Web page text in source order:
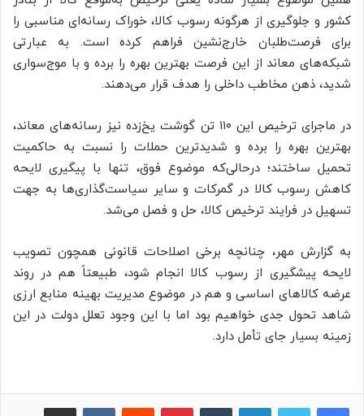
کشور و جلوگیری از هرگونه رسوب کالا، خوراک رسانه‌ای مناسبی را
برای فرصت‌طلبان خارج‌نشین فراهم کرده است. به عبارتی
شبکه‌های معاند از این فرصت بهترین بهره را برده و با موج‌سواری
شدید، ذهن مخاطب داخلی را هدف قرار می‌دهند.
در ماجرای ترخیص این ۱۱۰ تن گوشت یخ‌زده نیز رسانه‌های معاند،
بهترین بهره را برده و شدیدترین حملات را نسبت به حاکمیت
تحمیل ساختند؛ درحالی‌که موضوع فوق، تنها با پیگیری لایحه
کاهش رسوب کالا در گمرکات و سایر سیاست‌گذاری‌ها به جهت
تسهیل در فرایند ترخیص کالا، حل و فصل می‌شد.
به گزارش مهر، چنانچه برخی اصلاحات قانونی همچون تصویب
لایحه پیشگیری از رسوب کالا انجام شود، طبیعتاً هم در روند
عرضه کالاهای اساسی و هم در موضوع مدیریت بهینه منابع ارزی
شاهد تحول جدی خواهیم بود اما با این وجود تعلل دولت در این
زمینه بسیار جای تأمل دارد.
لینکدین پینترست ‫رددیت